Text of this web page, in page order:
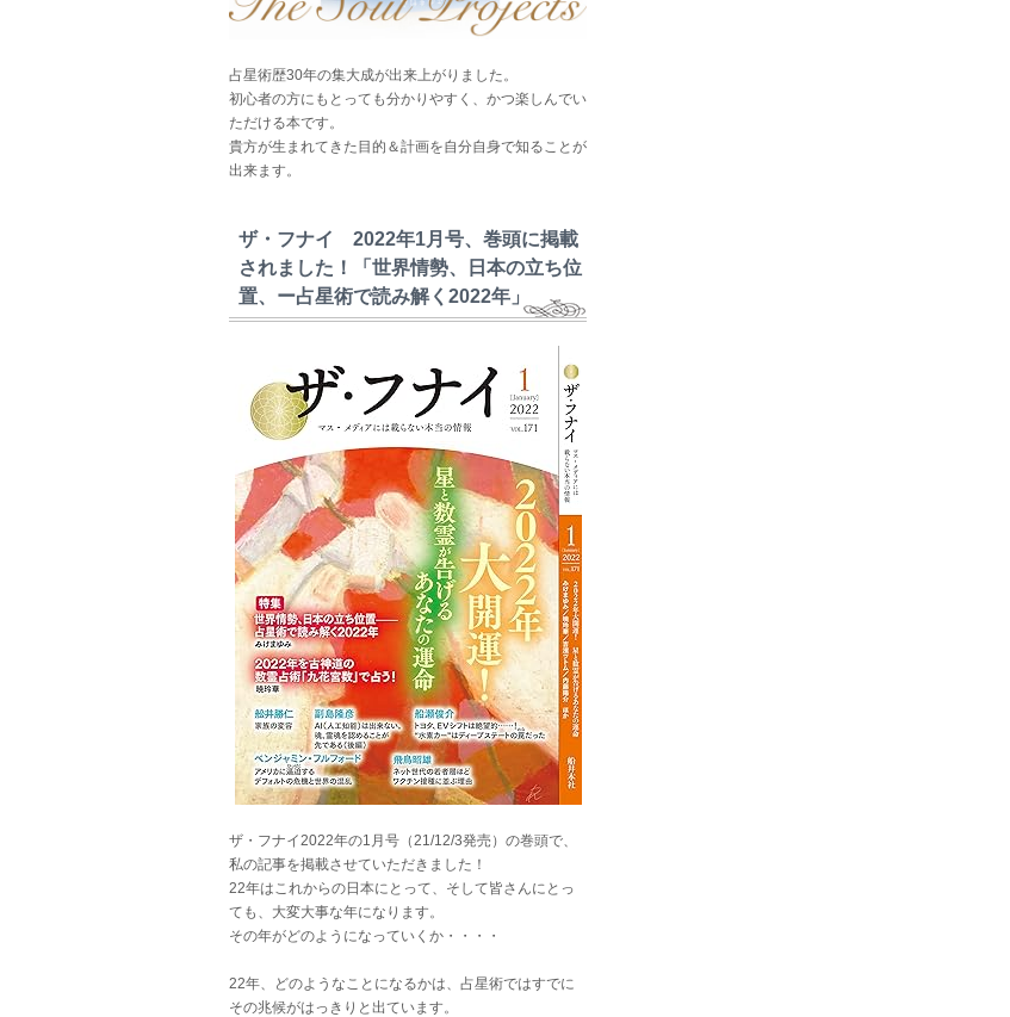
占星術歴30年の集大成が出来上がりました。
初心者の方にもとっても分かりやすく、かつ楽しんでい
ただける本です。
貴方が生まれてきた目的＆計画を自分自身で知ることが
出来ます。
ザ・フナイ 2022年1月号、巻頭に掲載
されました！「世界情勢、日本の立ち位
置、ー占星術で読み解く2022年」
ザ・フナイ2022年の1月号（21/12/3発売）の巻頭で、
私の記事を掲載させていただきました！
22年はこれからの日本にとって、そして皆さんにとっ
ても、大変大事な年になります。
その年がどのようになっていくか・・・・
22年、どのようなことになるかは、占星術ではすでに
その兆候がはっきりと出ています。